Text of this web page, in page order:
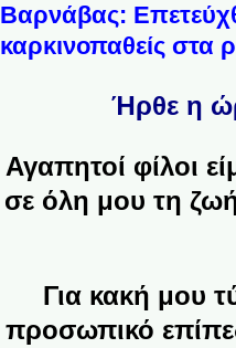
Βαρνάβας:
καρκινοπαθείς στα
Ήρθε η
Αγαπητοί φίλοι
σε όλη μου τη ζωή
Για κακή μου
προσωπικό